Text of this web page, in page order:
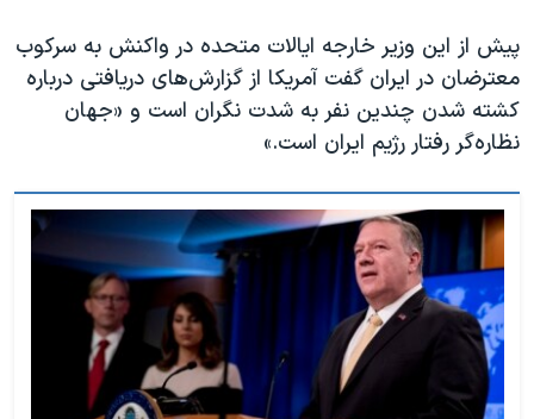
پیش از این وزیر خارجه ایالات متحده در واکنش به سرکوب
معترضان در ایران گفت آمریکا از گزارش‌های دریافتی درباره
کشته شدن چندین نفر به شدت نگران است و «جهان
نظاره‌گر رفتار رژیم ایران است.»